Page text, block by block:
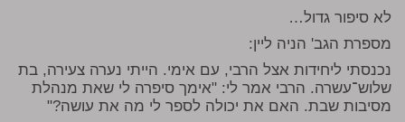
לא סיפור גדול…
מספרת הגב' הניה ליין:
נכנסתי ליחידות אצל הרבי, עם אימי. הייתי נערה צעירה, בת
שלוש־עשרה. הרבי אמר לי: "אימך סיפרה לי שאת מנהלת
מסיבות שבת. האם את יכולה לספר לי מה את עושה?"